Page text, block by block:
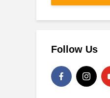
Follow Us